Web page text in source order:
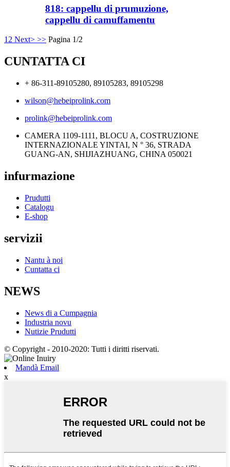
818: cappellu di prumuzione,
cappellu di camuffamentu
12 Next> >> Pagina 1/2
CUNTATTA CI
+ 86-311-89105280, 89105283, 89105298
wilson@hebeiprolink.com
prolink@hebeiprolink.com
CAMERA 1109-1111, BLOCU A, COSTRUZIONE
INTERNAZIONALE YINTAI, N ​​° 36, STRADA
GUANG-AN, SHIJIAZHUANG, CHINA 050021
infurmazione
Prudutti
Catalogu
E-shop
servizii
Nantu à noi
Cuntatta ci
NEWS
News di a Cumpagnia
Industria novu
Nutizie Prudutti
© Copyright - 2010-2020: Tutti i diritti riservati.
Mandà Email
x